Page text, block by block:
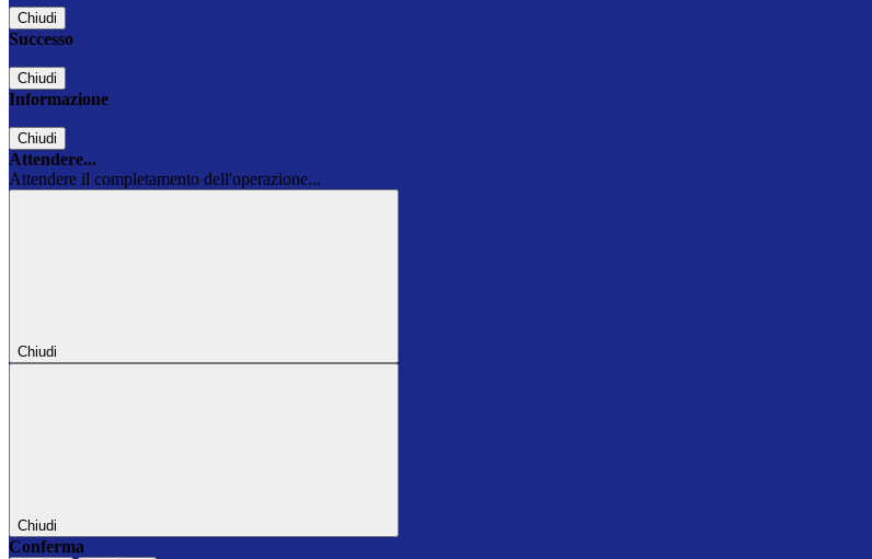
Chiudi
Successo
Chiudi
Informazione
Chiudi
Attendere...
Attendere il completamento dell'operazione...
Chiudi
Chiudi
Conferma